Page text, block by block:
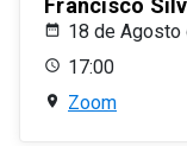
Francisco
18 de Agosto
17:00
Zoom